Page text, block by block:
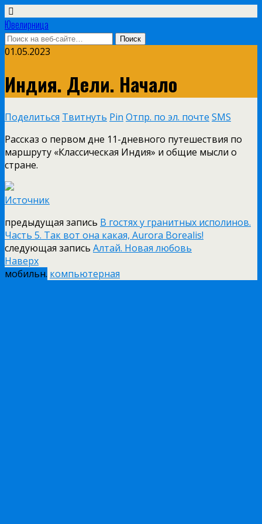
Ювелирница
01.05.2023
Индия. Дели. Начало
Поделиться Твитнуть Pin Отпр. по эл. почте SMS
Рассказ о первом дне 11-дневного путешествия по
маршруту «Классическая Индия» и общие мысли о
стране.
Источник
предыдущая запись В гостях у гранитных исполинов.
Часть 5. Так вот она какая, Aurora Borealis!
следующая запись Алтай. Новая любовь
Наверх
мобильн. компьютерная